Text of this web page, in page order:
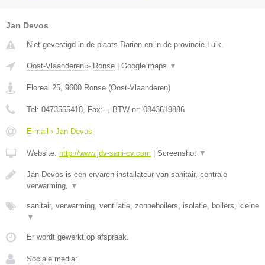
Jan Devos
Niet gevestigd in de plaats Darion en in de provincie Luik.
Oost-Vlaanderen » Ronse Google maps ▼
Floreal 25 9600 Ronse (Oost-Vlaanderen)
Tel: 0473555418 , Fax: - , BTW-nr: 0843619886
E-mail › Jan Devos
Website: http://www.jdv-sani-cv.com Screenshot ▼
Jan Devos is een ervaren installateur van sanitair, centrale
verwarming,
▼
sanitair, verwarming, ventilatie, zonneboilers, isolatie, boilers, kleine
▼
Er wordt gewerkt op afspraak.
Sociale media: